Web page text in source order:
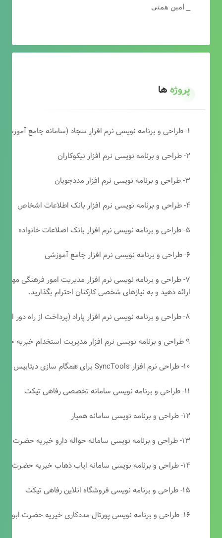
_ امین همتی
پروژهها
۱- طراحی و برنامه نویسی نرم افزار سجاد (سامانه جامع آموزشی دارالقرآن)
۲- طراحی و برنامه نویسی نرم افزار نیکوکاران
۳- طراحی و برنامه نویسی نرم افزار مددجویان
۴- طراحی و برنامه نویسی نرم افزار بانک اطلاعات اشخاص
۵- طراحی و برنامه نویسی نرم افزار بانک اصلاعات خانواده
۶- طراحی و برنامه نویسی نرم افزار جامع آموزشی
۷- طراحی و برنامه نویسی نرم افزار مدیریت امور فرهنگی
ارائه دهید و به نیازهای شخصی کارکنان احترام بگذارید.
۸- طراحی و برنامه نویسی نرم افزار پاراد (پرداخت از راه دور انجمن مددکاری امام زمان(عج))
۹ طراحی و برنامه نویسی نرم افزار مدیریت استخدام خیریه حضرت ابوالفضل (ع)
۱۰- طراحی نرم افزار SyncTools برای همگام سازی دیتابیس های SQL Server
۱۱- طراحی و برنامه نویسی سامانه تخصصی رفاهی تیکت
۱۲- طراحی و برنامه نویسی سامانه همیار
۱۳- طراحی و برنامه نویسی سامانه حواله دارو خیریه حضرت ابوالفضل (ع)
۱۴- طراحی و برنامه نویسی سامانه ایاب ذهاب خیریه حضرت ابوالفضل (ع)
۱۵- طراحی و برنامه نویسی فروشگاه انلاین رفاهی تیکت
۱۶- طراحی و برنامه نویسی پورتال مددکاری خیریه حضرت ابوالفضل (ع)